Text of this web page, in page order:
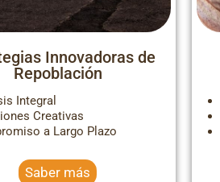
Innovadoras de
Repoblación
Integral
Creativas
a Largo Plazo
Saber más